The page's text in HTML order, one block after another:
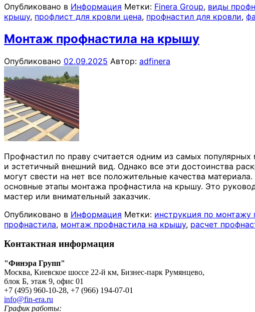
Опубликовано в Информация Метки: Finera Group, виды
крышу, профлист для кровли цена, профнастил для кровли,
Монтаж профнастила на крышу
Опубликовано 02.09.2025 Автор: adfinera
Профнастил по праву считается одним из самых
и эстетичный внешний вид. Однако все эти достоинства
могут свести на нет все положительные качества
основные этапы монтажа профнастила на крышу. Это
мастер или внимательный заказчик.
Опубликовано в Информация Метки: инструкция по монтажу
профнастила, монтаж профнастила на крышу, расчет
Контактная информация
"Финэра Групп"
Москва, Киевское шоссе 22-й км, Бизнес-парк Румянцево,
блок Б, этаж 9, офис 01
+7 (495) 960-10-28, +7 (966) 194-07-01
info@fin-era.ru
График работы: